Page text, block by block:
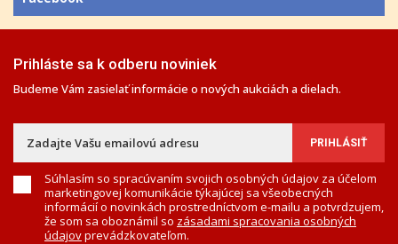
Prihláste sa k odberu noviniek
Budeme Vám zasielať informácie o nových aukciách a dielach.
Súhlasím so spracúvaním svojich osobných údajov za účelom
marketingovej komunikácie týkajúcej sa všeobecných
informácií o novinkách prostredníctvom e-mailu a potvrdzujem,
že som sa oboznámil so zásadami spracovania osobných
údajovprevádzkovateľom.